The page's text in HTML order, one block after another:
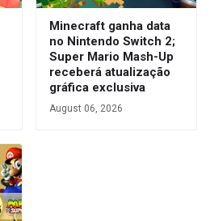
Minecraft ganha data
no Nintendo Switch 2;
Super Mario Mash-Up
receberá atualização
gráfica exclusiva
August 06, 2026